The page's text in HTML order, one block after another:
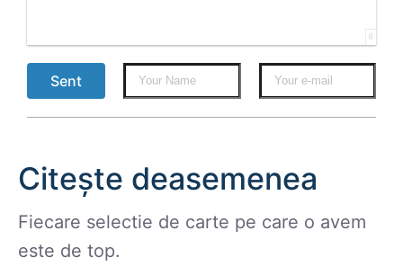
0
Sent
Citește deasemenea
Fiecare selectie de carte pe care o avem
este de top.